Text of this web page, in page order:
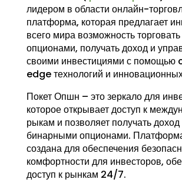
лидером в области онлайн-
платформа, которая предлагает
всего мира возможность
опционами, получать доход и
своими инвестициями с
edge технологий и
Покет Опшн – это зеркало для
которое открывает доступ к
рыкам и позволяет получать доход
бинарными опционами.
создана для обеспечения
комфортности для инвесторов,
доступ к рынкам 24/7.